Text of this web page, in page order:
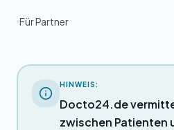
Für Partner
HINWEIS:
Docto24.de
zwischen Patienten